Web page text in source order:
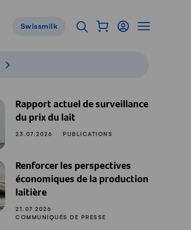
Swissmilk Ouvrir l'onglet de
Afficher mon panier
ConnexionAfficher la
Rapport actuel de surveillance
du prix du lait
23.07.2026 PUBLICATIONS
Renforcer les perspectives
économiques de la production
laitière
21.07.2026
COMMUNIQUÉS DE PRESSE